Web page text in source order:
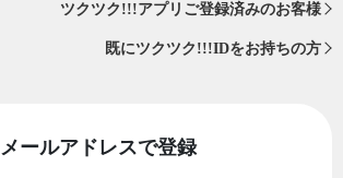
ツクツク!!!アプリご登録済みのお客様
既にツクツク!!!IDをお持ちの方
メールアドレスで登録